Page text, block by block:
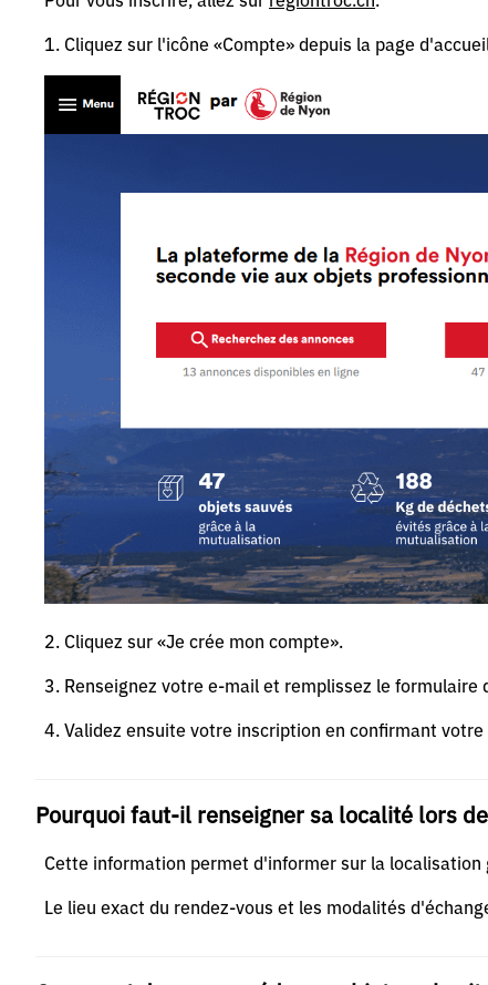
1. Cliquez sur l'icône «Compte» depuis la page
2. Cliquez sur «Je crée mon compte».
3. Renseignez votre e-mail et remplissez le formulaire
4. Validez ensuite votre inscription en confirmant
Pourquoi faut-il renseigner sa localité lors
Cette information permet d'informer sur la localisation
Le lieu exact du rendez-vous et les modalités